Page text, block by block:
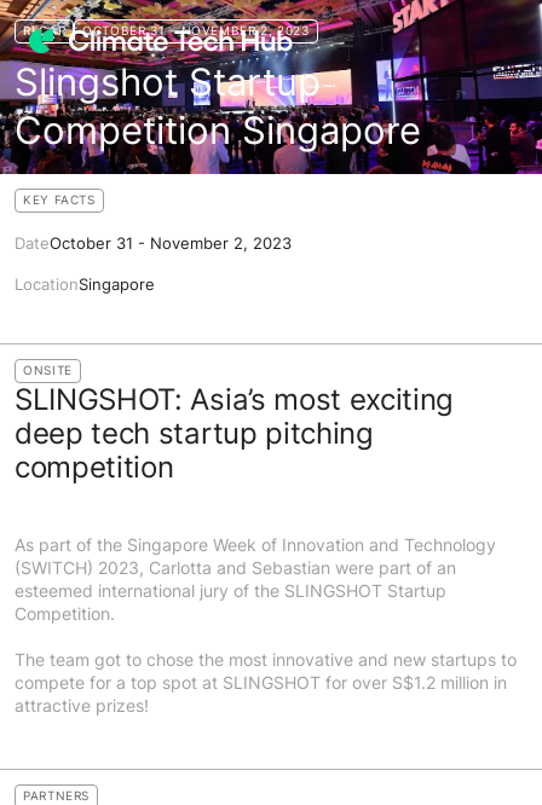
RECAP OCTOBER 31 - NOVEMBER 2, 2023
Slingshot Startup
Competition Singapore
KEY FACTS
DateOctober 31 - November 2, 2023
LocationSingapore
ONSITE
SLINGSHOT: Asia’s most exciting
deep tech startup pitching
competition
As part of the Singapore Week of Innovation and Technology
(SWITCH) 2023, Carlotta and Sebastian were part of an
esteemed international jury of the SLINGSHOT Startup
Competition.
The team got to chose the most innovative and new startups to
compete for a top spot at SLINGSHOT for over S$1.2 million in
attractive prizes!
PARTNERS